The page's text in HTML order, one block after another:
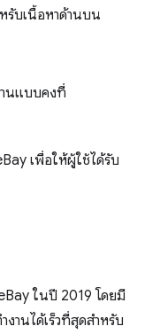
รับเนื้อหาด้านบน
านแบบคงที่
เพื่อให้ผู้ใช้ได้รับ
ในปี 2019 โดยมี
านได้เร็วที่สุดสำหรับ